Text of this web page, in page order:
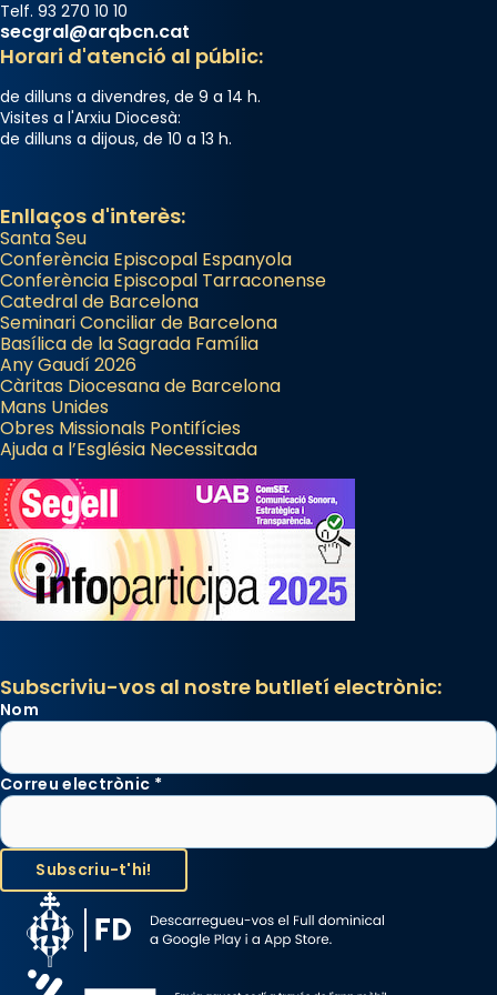
Telf. 93 270 10 10
secgral@arqbcn.cat
Horari d'atenció al públic:
de dilluns a divendres, de 9 a 14 h.
Visites a l'Arxiu Diocesà:
de dilluns a dijous, de 10 a 13 h.
Enllaços d'interès:
Santa Seu
Conferència Episcopal Espanyola
Conferència Episcopal Tarraconense
Catedral de Barcelona
Seminari Conciliar de Barcelona
Basílica de la Sagrada Família
Any Gaudí 2026
Càritas Diocesana de Barcelona
Mans Unides
Obres Missionals Pontifícies
Ajuda a l’Església Necessitada
Subscriviu-vos al nostre butlletí electrònic:
Nom
Correu electrònic *